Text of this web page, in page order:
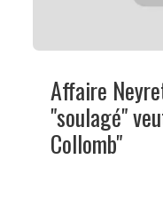
Affaire
"soulagé"
Collomb"